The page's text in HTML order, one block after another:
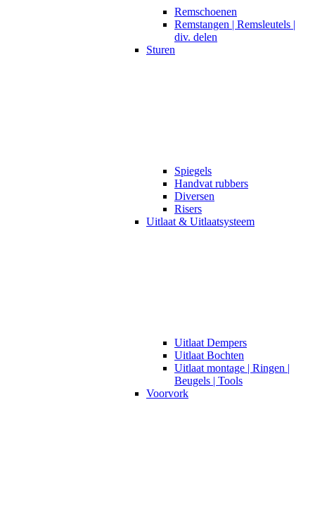
Remschoenen
Remstangen | Remsleutels |
div. delen
Sturen
Spiegels
Handvat rubbers
Diversen
Risers
Uitlaat & Uitlaatsysteem
Uitlaat Dempers
Uitlaat Bochten
Uitlaat montage | Ringen |
Beugels | Tools
Voorvork